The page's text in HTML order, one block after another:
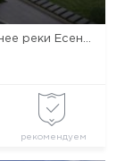
рекомендуем